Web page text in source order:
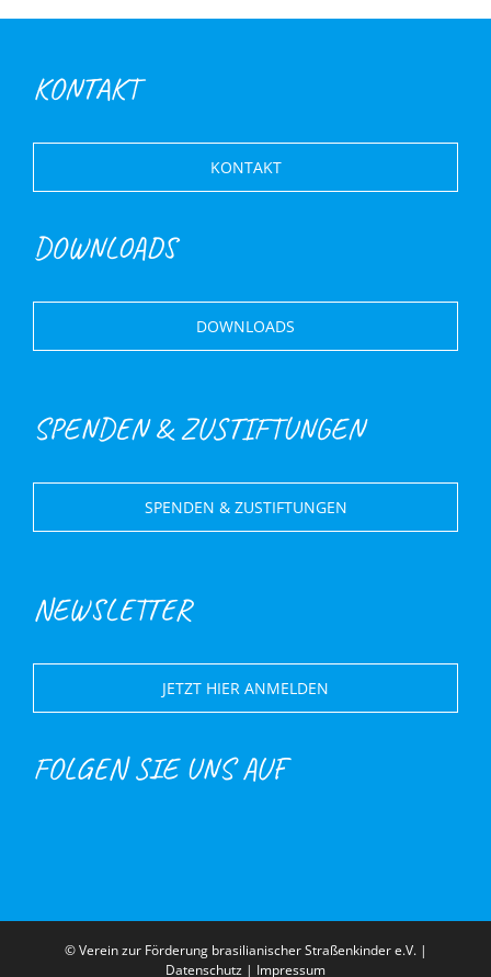
KONTAKT
KONTAKT
DOWNLOADS
DOWNLOADS
SPENDEN & ZUSTIFTUNGEN
SPENDEN & ZUSTIFTUNGEN
NEWSLETTER
JETZT HIER ANMELDEN
FOLGEN SIE UNS AUF
© Verein zur Förderung brasilianischer Straßenkinder e.V. |
Datenschutz | Impressum